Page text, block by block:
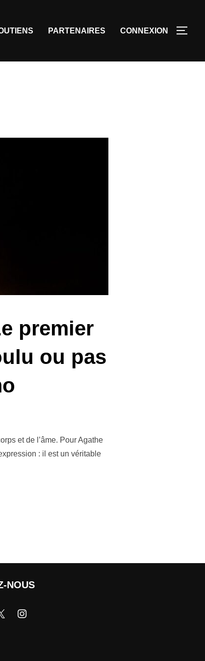
PARTENAIRES CONNEXION
premier
ou pas
et de l’âme. Pour Agathe
: il est un véritable
NOUS